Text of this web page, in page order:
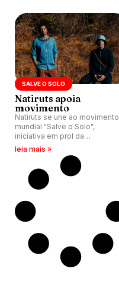
SALVE O SOLO
Natiruts apoia
movimento
Natiruts se une ao movimento
mundial "Salve o Solo",
iniciativa em prol da
revitalização das terras e
leia mais »